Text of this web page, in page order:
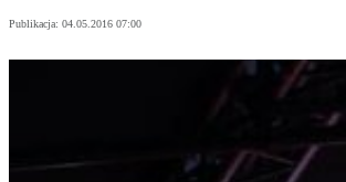
Publikacja: 04.05.2016 07:00